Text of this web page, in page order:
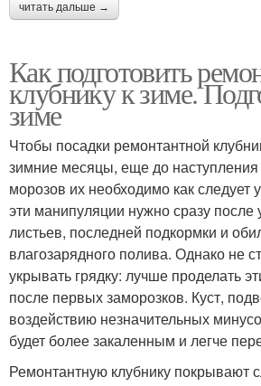
читать дальше →
Как подготовить
клубнику к зиме.
зиме
Чтобы посадки ремонтантной
зимние месяцы, еще до наступления
морозов их необходимо как следует
эти манипуляции нужно сразу после
листьев, последней подкормки и
влагозарядного полива. Однако не
укрывать грядку: лучше проделать
после первых заморозков. Куст,
воздействию незначительных
будет более закаленным и легче
Ремонтантную клубнику покрывают